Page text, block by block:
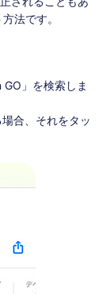
法です。
」を検索しま
合、それをタッ